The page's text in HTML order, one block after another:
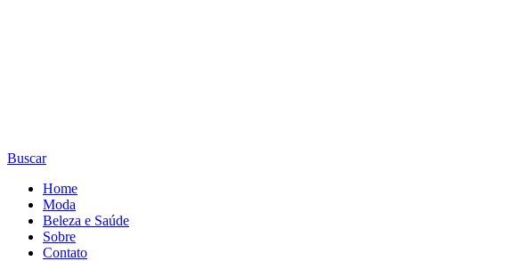
Buscar
Home
Moda
Beleza e Saúde
Sobre
Contato